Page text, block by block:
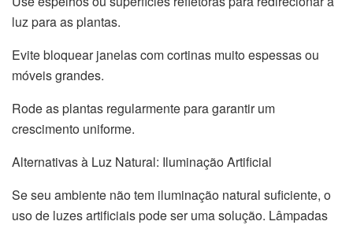
luz para as plantas.
Evite bloquear janelas com cortinas muito espessas ou
móveis grandes.
Rode as plantas regularmente para garantir um
crescimento uniforme.
Alternativas à Luz Natural: Iluminação Artificial
Se seu ambiente não tem iluminação natural suficiente, o
uso de luzes artificiais pode ser uma solução. Lâmpadas